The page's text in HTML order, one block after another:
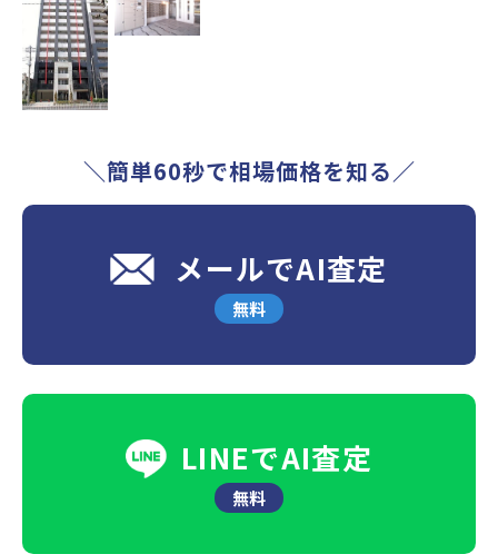
＼簡単60秒で相場価格を知る／
メールでAI査定
無料
LINEでAI査定
無料